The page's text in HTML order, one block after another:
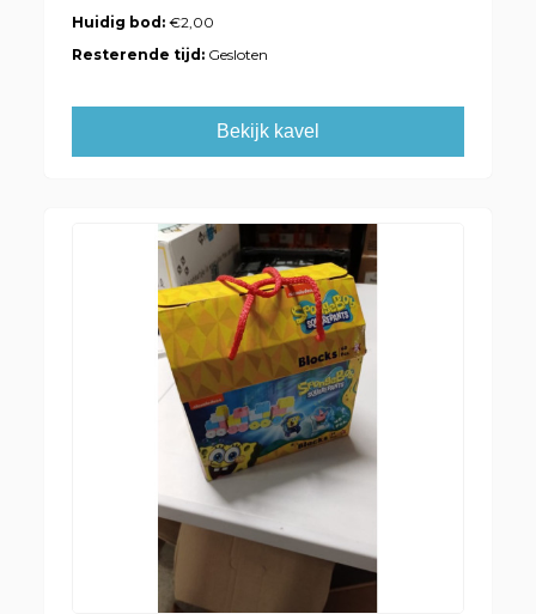
Huidig bod:€2,00
Resterende tijd: Gesloten
Bekijk kavel